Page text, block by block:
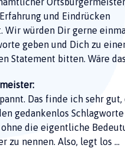
und Eindrücken
Wir würden Dir gerne
geben und Dich zu
Statement bitten. Wäre
Das finde ich sehr gut,
gedankenlos Schlagworte
die eigentliche
zu nennen. Also, legt los …